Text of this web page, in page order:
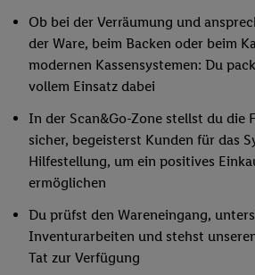
Ob bei der Verräumung und
der Ware, beim Backen oder beim
modernen Kassensystemen: Du
vollem Einsatz dabei
In der Scan&Go-Zone stellst du die
sicher, begeisterst Kunden für das
Hilfestellung, um ein positives
ermöglichen
Du prüfst den Wareneingang,
Inventurarbeiten und stehst
Tat zur Verfügung